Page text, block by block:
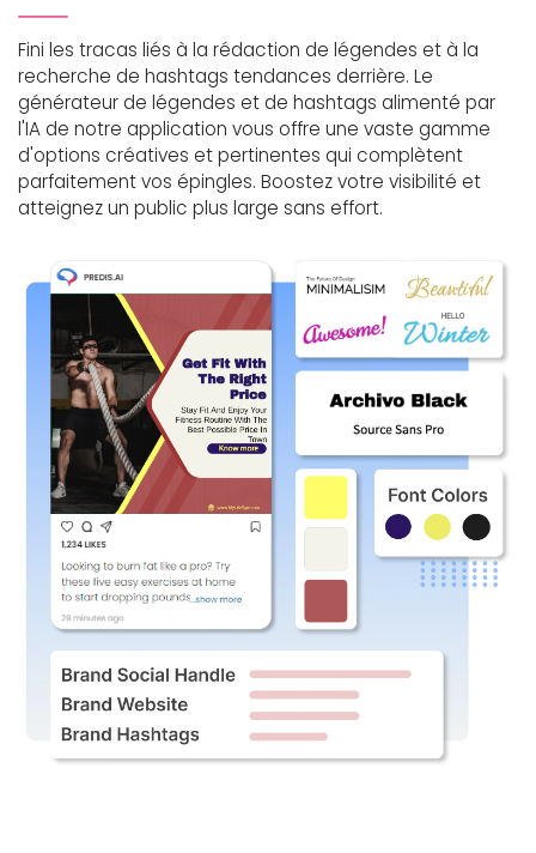
Fini les tracas liés à la rédaction de légendes et à la
recherche de hashtags tendances derrière. Le
générateur de légendes et de hashtags alimenté par
l'IA de notre application vous offre une vaste gamme
d'options créatives et pertinentes qui complètent
parfaitement vos épingles. Boostez votre visibilité et
atteignez un public plus large sans effort.